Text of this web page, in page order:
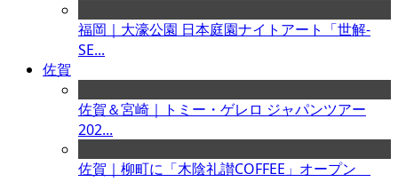
福岡｜大濠公園 日本庭園ナイトアート「世解-
SE...
佐賀
佐賀＆宮崎｜トミー・ゲレロ ジャパンツアー
202...
佐賀｜柳町に「木陰礼讃COFFEE」オープン